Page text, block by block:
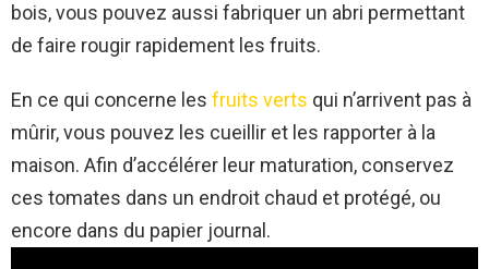
bois, vous pouvez aussi fabriquer un abri permettant
de faire rougir rapidement les fruits.
En ce qui concerne les fruits verts qui n’arrivent pas à
mûrir, vous pouvez les cueillir et les rapporter à la
maison. Afin d’accélérer leur maturation, conservez
ces tomates dans un endroit chaud et protégé, ou
encore dans du papier journal.